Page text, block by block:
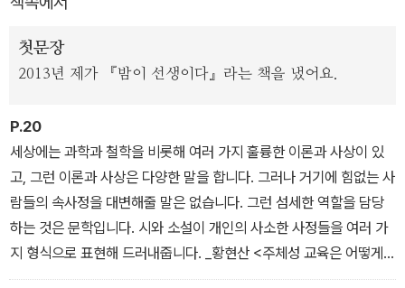
이들은 각각 ‘주체성 교육은 어떻게 아이들을 억압하는가?’ ‘평화와
감 능력을 키우는가?’ ‘공감하고 연대하는 시민을 어떻게 키워낼 수
있을까?’ ‘공간과 환경은 사람에게 어떻게 영향을 미치는가?’ ‘어떻게
가능한가?’ ‘인문교육은 어떻게 예술교육과 결합해 생각하는 시민을
키워낼 수 있을까?’라는 질문을 던지며 진심어린 이야기, 온몸으로
깨닫고 실천해온 깊은 이야기를 펼쳐 보인다.
첫문장
2013년 제가 『밤이 선생이다』라는 책을 냈어요.
P.20
세상에는 과학과 철학을 비롯해 여러 가지 훌륭한 이론과 사상이 있
고, 그런 이론과 사상은 다양한 말을 합니다. 그러나 거기에 힘없는 사
람들의 속사정을 대변해줄 말은 없습니다. 그런 섬세한 역할을 담당
하는 것은 문학입니다. 시와 소설이 개인의 사소한 사정들을 여러 가
지 형식으로 표현해 드러내줍니다. _황현산 <주체성 교육은 어떻게
아이들을 억압하는가?>에서